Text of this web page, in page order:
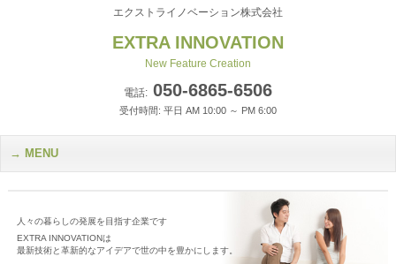
エクストライノベーション株式会社
EXTRA INNOVATION
New Feature Creation
電話: 050-6865-6506
受付時間: 平日 AM 10:00 ～ PM 6:00
MENU
人々の暮らしの発展を目指す企業です
EXTRA INNOVATIONは
最新技術と革新的なアイデアで世の中を豊かにします。